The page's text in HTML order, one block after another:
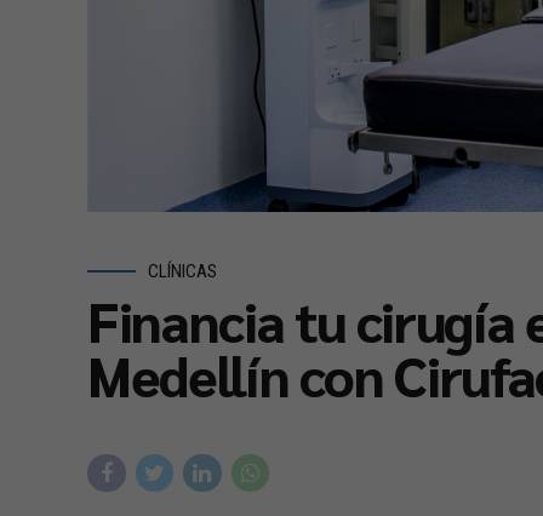
CLÍNICAS
Financia tu cirugía
Medellín con